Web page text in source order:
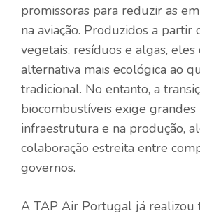
promissoras para reduzir as
na aviação. Produzidos a partir
vegetais, resíduos e algas,
alternativa mais ecológica ao
tradicional. No entanto, a
biocombustíveis exige grandes
infraestrutura e na produção,
colaboração estreita entre
governos.
A TAP Air Portugal já realizou